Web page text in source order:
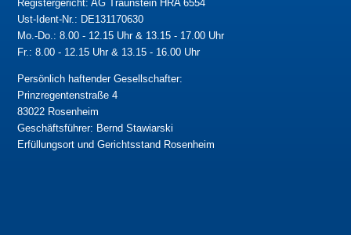
Registergericht: AG Traunstein HRA 6554
Ust-Ident-Nr.: DE131170630
Mo.-Do.: 8.00 - 12.15 Uhr & 13.15 - 17.00 Uhr
Fr.: 8.00 - 12.15 Uhr & 13.15 - 16.00 Uhr
Persönlich haftender Gesellschafter:
Prinzregentenstraße 4
83022 Rosenheim
Geschäftsführer: Bernd Stawiarski
Erfüllungsort und Gerichtsstand Rosenheim